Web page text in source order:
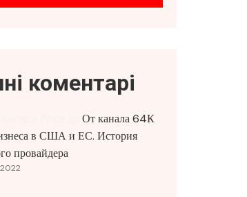
коментарі
От канала 64К
в США и ЕС. История
провайдера